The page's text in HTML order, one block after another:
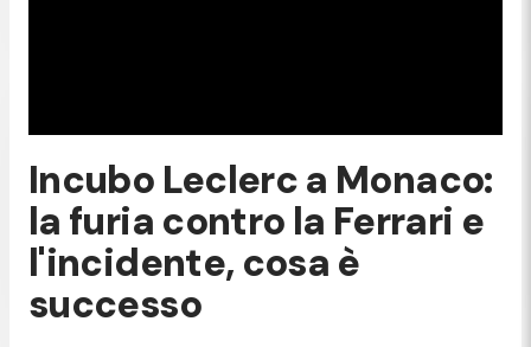
Incubo Leclerc a Monaco:
la furia contro la Ferrari e
l'incidente, cosa è
successo